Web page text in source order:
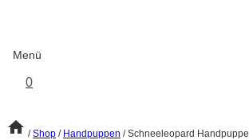
Menü
0
/ Shop / Handpuppen / Schneeleopard Handpuppe